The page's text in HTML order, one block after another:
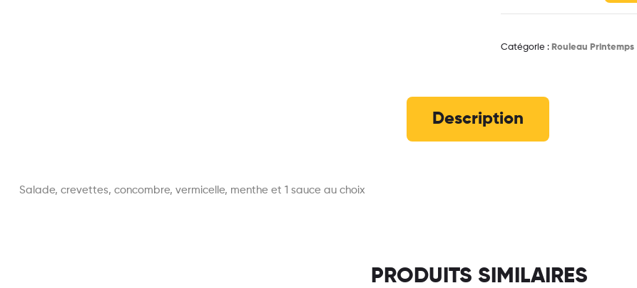
Catégorie : Rouleau Printemps
Description
Salade, crevettes, concombre, vermicelle, menthe et 1 sauce au choix
PRODUITS SIMILAIRES